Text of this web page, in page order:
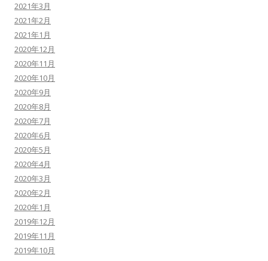
2021年3月
2021年2月
2021年1月
2020年12月
2020年11月
2020年10月
2020年9月
2020年8月
2020年7月
2020年6月
2020年5月
2020年4月
2020年3月
2020年2月
2020年1月
2019年12月
2019年11月
2019年10月